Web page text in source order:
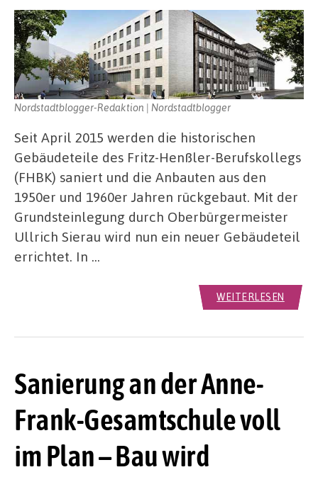
Nordstadtblogger-Redaktion | Nordstadtblogger
Seit April 2015 werden die historischen
Gebäudeteile des Fritz-Henßler-Berufskollegs
(FHBK) saniert und die Anbauten aus den
1950er und 1960er Jahren rückgebaut. Mit der
Grundsteinlegung durch Oberbürgermeister
Ullrich Sierau wird nun ein neuer Gebäudeteil
errichtet. In …
WEITERLESEN
Sanierung an der Anne-
Frank-Gesamtschule voll
im Plan – Bau wird